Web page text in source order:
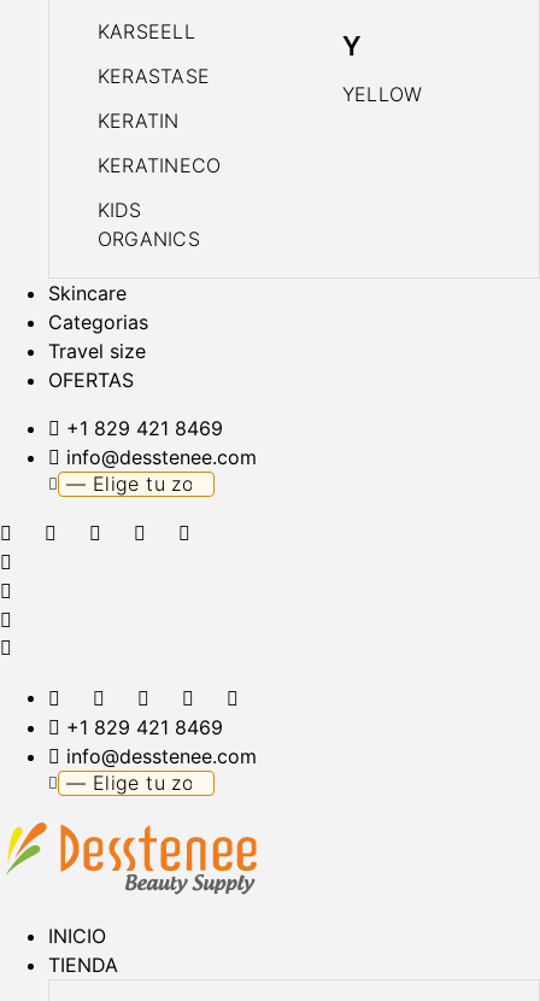
KARSEELL
KERASTASE
KERATIN
KERATINECO
KIDS
ORGANICS
Y
YELLOW
Skincare
Categorias
Travel size
OFERTAS
+1 829 421 8469
info@desstenee.com
+1 829 421 8469
info@desstenee.com
INICIO
TIENDA